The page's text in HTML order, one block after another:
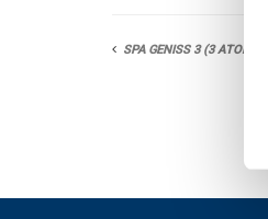
ο
υ
SPA GENISS 3 (3 ΑΤΟΜΑ)